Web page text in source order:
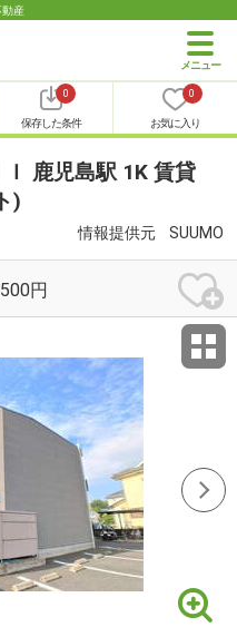
動産
0
保存した条件
0
お気に入り
鹿児島駅 1K 賃貸
)
情報提供元 SUUMO
円